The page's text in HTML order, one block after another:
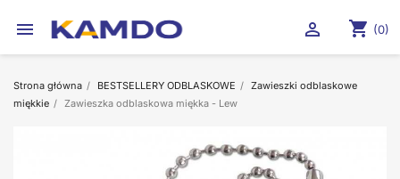
 shopping_cart (0)

Strona główna BESTSELLERY ODBLASKOWE
Zawieszki odblaskowe
miękkie
Zawieszka odblaskowa miękka - Lew